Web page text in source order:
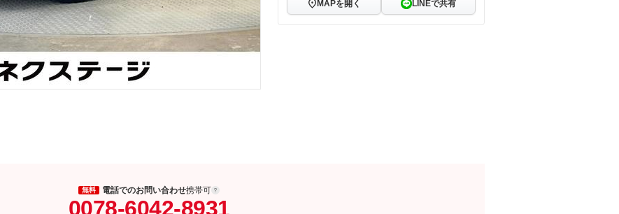
MAPを開く LINEで共有
無料 電話でのお問い合わせ携帯可
0078-6042-8931